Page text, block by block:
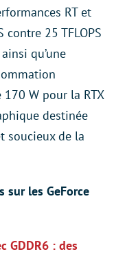
RT et
contre 25 TFLOPS
qu’une
W pour la RTX
destinée
soucieux de la
sur les GeForce
GDDR6 : des